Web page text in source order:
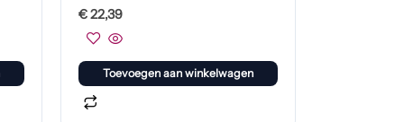
€22,39
Toevoegen aan winkelwagen